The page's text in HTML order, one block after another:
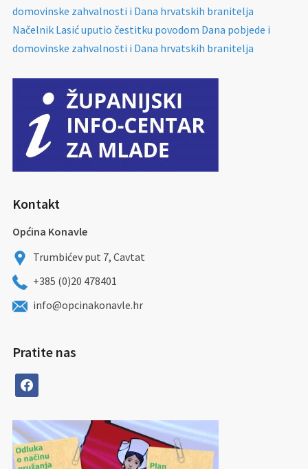
domovinske zahvalnosti i Dana hrvatskih branitelja
Načelnik Lasić uputio čestitku povodom Dana pobjede i
domovinske zahvalnosti i Dana hrvatskih branitelja
Kontakt
Općina Konavle
Trumbićev put 7, Cavtat
+385 (0)20 478401
info@opcinakonavle.hr
Pratite nas
facebook